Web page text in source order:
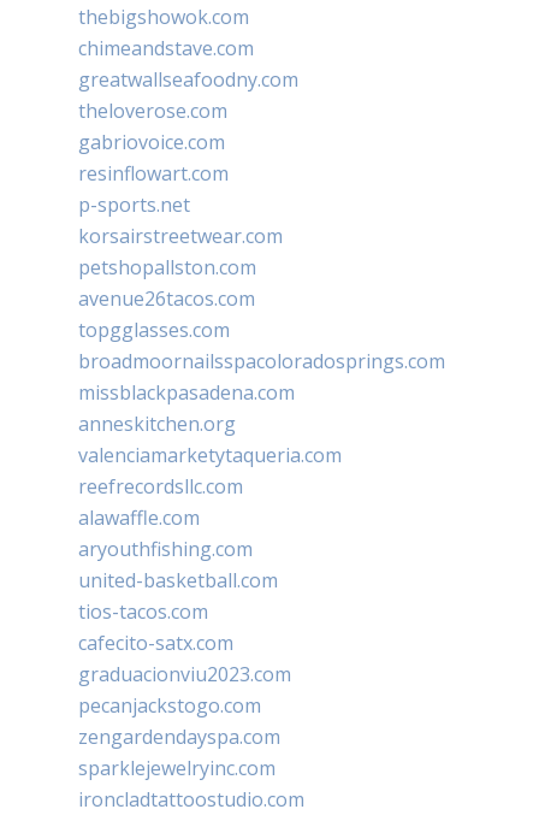
thebigshowok.com
chimeandstave.com
greatwallseafoodny.com
theloverose.com
gabriovoice.com
resinflowart.com
p-sports.net
korsairstreetwear.com
petshopallston.com
avenue26tacos.com
topgglasses.com
broadmoornailsspacoloradosprings.com
missblackpasadena.com
anneskitchen.org
valenciamarketytaqueria.com
reefrecordsllc.com
alawaffle.com
aryouthfishing.com
united-basketball.com
tios-tacos.com
cafecito-satx.com
graduacionviu2023.com
pecanjackstogo.com
zengardendayspa.com
sparklejewelryinc.com
ironcladtattoostudio.com